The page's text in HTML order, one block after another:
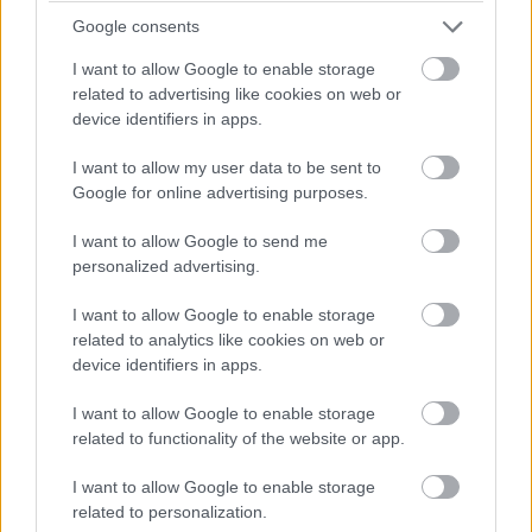
Google consents
I want to allow Google to enable storage
related to advertising like cookies on web or
device identifiers in apps.
I want to allow my user data to be sent to
Google for online advertising purposes.
I want to allow Google to send me
personalized advertising.
I want to allow Google to enable storage
related to analytics like cookies on web or
device identifiers in apps.
I want to allow Google to enable storage
related to functionality of the website or app.
I want to allow Google to enable storage
related to personalization.
tüntetéshullámnak. Az amerikai A&E csatorna nagy
sikerű LivePD realityje pár órája kapott kaszát.
#egyesült Államok
Az Elfújta a szél ideiglenesen
lekerült az HBO Max kínálatából
2020 június 12. 11:00